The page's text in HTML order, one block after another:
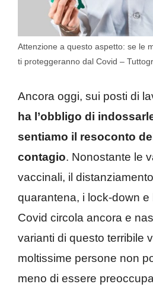
Attenzione a questo aspetto: se le
ti proteggeranno dal Covid –
Ancora oggi, sui posti di
ha l’obbligo di
sentiamo il resoconto
contagio. Nonostante le
vaccinali, il
quarantena, i lock-down e
Covid circola ancora e
varianti di questo terribile
moltissime persone non
meno di essere